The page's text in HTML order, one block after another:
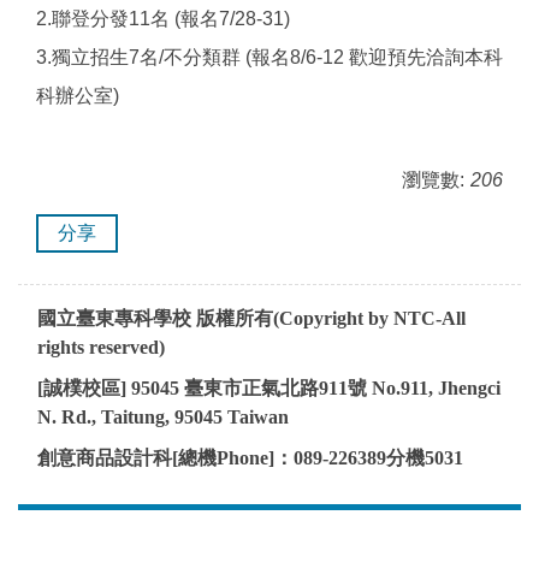
2.聯登分發11名 (報名7/28-31)
3.獨立招生7名/不分類群 (報名8/6-12 歡迎預先洽詢本科
科辦公室)
瀏覽數: 206
分享
國立臺東專科學校 版權所有(Copyright by NTC-All
rights reserved)
[誠樸校區] 95045 臺東市正氣北路911號 No.911, Jhengci
N. Rd., Taitung, 95045 Taiwan
創意商品設計科[總機Phone] ： 089-226389分機5031